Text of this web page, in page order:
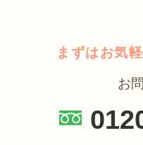
まずはお気
お